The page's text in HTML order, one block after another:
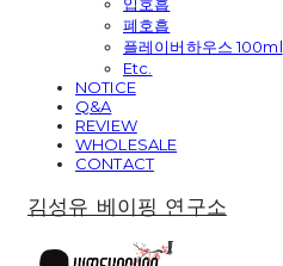
폐호흡
플레이버하우스 100ml
Etc.
NOTICE
Q&A
REVIEW
WHOLESALE
CONTACT
김성유 베이핑 연구소